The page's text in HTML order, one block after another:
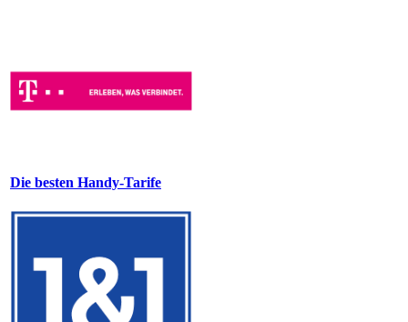
Die besten Handy-Tarife